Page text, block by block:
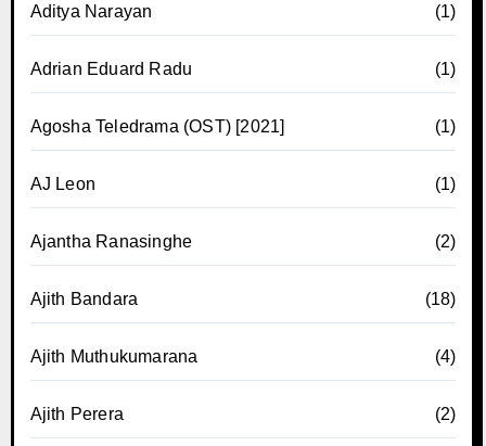
Aditya Narayan (1)
Adrian Eduard Radu (1)
Agosha Teledrama (OST) [2021] (1)
AJ Leon (1)
Ajantha Ranasinghe (2)
Ajith Bandara (18)
Ajith Muthukumarana (4)
Ajith Perera (2)